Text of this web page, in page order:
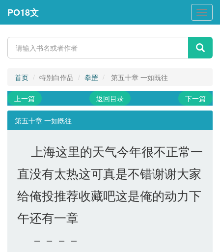
PO18
文
PO18文
首页 特别白作品 拳罡 第五十章 一如既往
上一篇 返回目录 下一篇
第五十章 一如既往
上海这里的天气今年很不正常一
直没有太热这可真是不错谢谢大家
给俺投推荐收藏吧这是俺的动力下
午还有一章
－－－－